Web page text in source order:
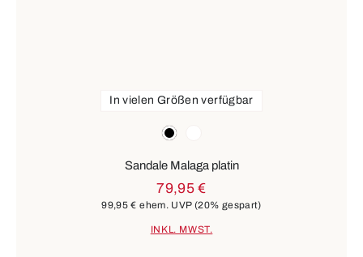
schwarz
In vielen Größen verfügbar
Sandale Malaga platin
79,95 €
99,95 € ehem. UVP (20% gespart)
INKL. MWST.